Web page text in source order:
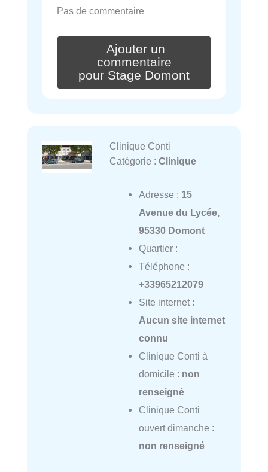
Pas de commentaire
Ajouter un
commentaire
pour Stage Domont
Clinique Conti
Catégorie : Clinique
Adresse : 15
Avenue du Lycée,
95330 Domont
Quartier :
Téléphone :
+33965212079
Site internet :
Aucun site internet
connu
Clinique Conti à
domicile : non
renseigné
Clinique Conti
ouvert dimanche :
non renseigné